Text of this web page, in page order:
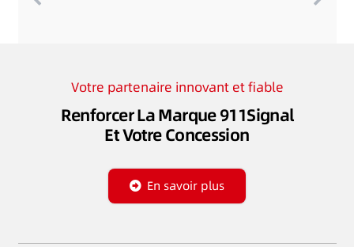
Votre partenaire innovant et fiable
Renforcer La Marque 911Signal
Et Votre Concession
En savoir plus